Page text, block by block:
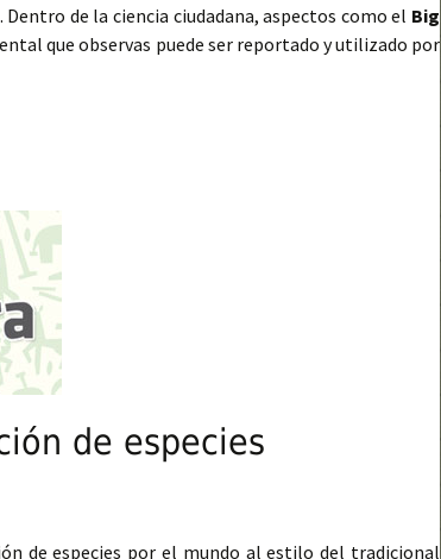
de la ciencia ciudadana, aspectos como el Big
que observas puede ser reportado y utilizado por
de ciencia ciudadana en medio ambiente
de especies
de especies por el mundo al estilo del tradicional